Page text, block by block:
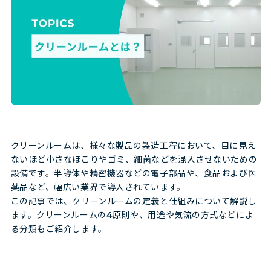
クリーンルームは、様々な製品の製造工程において、目に見え
ないほど小さなほこりやゴミ、細菌などを混入させないための
設備です。半導体や精密機器などの電子部品や、食品および医
薬品など、幅広い業界で導入されています。
この記事では、クリーンルームの定義と仕組みについて解説し
ます。クリーンルームの4原則や、用途や気流の方式などによ
る分類もご紹介します。